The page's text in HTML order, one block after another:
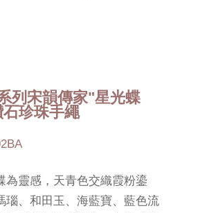
列宋韻傳家"星光蝶
珍珠手繩
為靈感，天青色交織霞粉鎏
瑙、和田玉、海藍寶、藍色流